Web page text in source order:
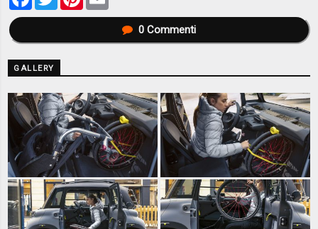
0Commenti
GALLERY